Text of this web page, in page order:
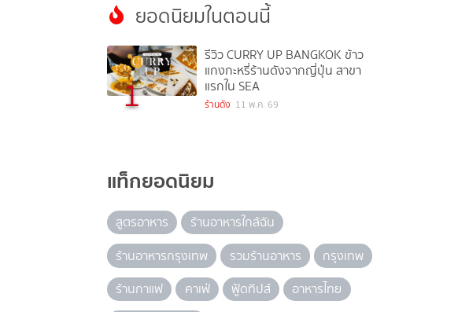
ยอดนิยมในตอนนี้
1
รีวิว CURRY UP BANGKOK ข้าว
แกงกะหรี่ร้านดังจากญี่ปุ่น สาขา
แรกใน SEA
ร้านดัง 11 พ.ค. 69
แท็กยอดนิยม
สูตรอาหาร
ร้านอาหารใกล้ฉัน
ร้านอาหารกรุงเทพ
รวมร้านอาหาร
กรุงเทพ
ร้านกาแฟ
คาเฟ่ ฟู้ดทิปส์
อาหารไทย